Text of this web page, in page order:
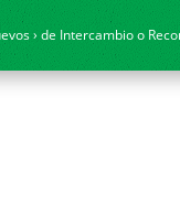
› de Intercambio o